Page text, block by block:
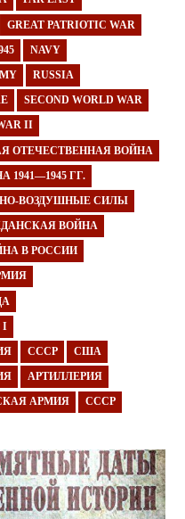
GREAT PATRIOTIC WAR
NAVY
RUSSIA
SECOND WORLD WAR
II
ОТЕЧЕСТВЕННАЯ ВОЙНА
ГГ.
ВОЗДУШНЫЕ СИЛЫ
ВОЙНА
В РОССИИ
I
СССР США
АРТИЛЛЕРИЯ
АРМИЯ СССР